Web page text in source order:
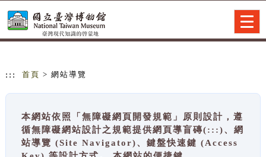
::: 首頁 > 網站導覽
本網站依照「無障礙網頁開發規範」原則設計，遵
循無障礙網站設計之規範提供網頁導盲磚(:::)、網
站導覽 (Site Navigator)、鍵盤快速鍵 (Access